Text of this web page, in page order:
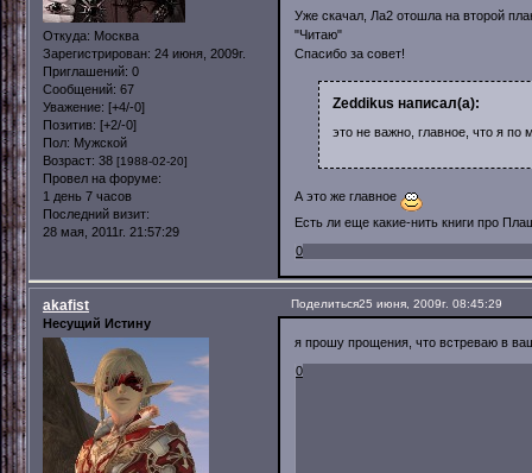
Откуда: Москва
Зарегистрирован: 24 июня, 2009г.
Приглашений: 0
Сообщений: 67
Уважение: [+4/-0]
Позитив: [+2/-0]
Пол: Мужской
Возраст: 38 [1988-02-20]
Провел на форуме:
1 день 7 часов
Последний визит:
28 мая, 2011г. 21:57:29
Уже скачал, Ла2 отошла на второй
"Читаю"
Спасибо за совет!
Zeddikus написал(а):
это не важно, главное, что я по
А это же главное
Есть ли еще какие-нить книги про
0
Поделиться25 июня, 2009г. 08:45:29
akafist
Несущий Истину
я прошу прощения, что встреваю в
0